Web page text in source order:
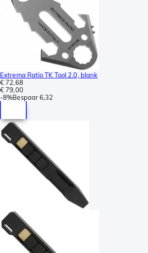
Extrema Ratio TK Tool 2.0, blank
€ 72,68
€ 79,00
-8%Bespaar6,32